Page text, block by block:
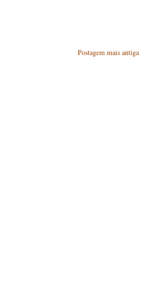
Postagem mais antiga